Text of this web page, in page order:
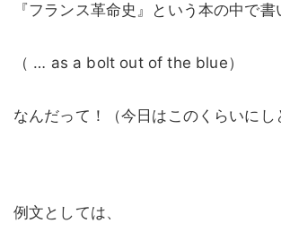
『フランス革命史』という本の中で書
（ … as a bolt out of the blue）
なんだって！（今日はこのくらいにし
例文としては、